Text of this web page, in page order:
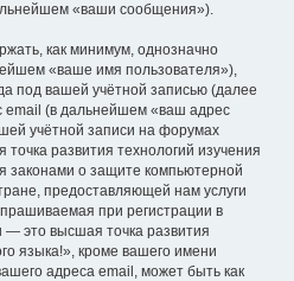
«ваши сообщения»).
как минимум, однозначно
«ваше имя пользователя»),
под вашей учётной записью (далее
(в дальнейшем «ваш адрес
учётной записи на форумах
развития технологий изучения
законами о защите компьютерной
предоставляющей нам услуги
при регистрации в
это высшая точка развития
языка!», кроме вашего имени
адреса email, может быть как